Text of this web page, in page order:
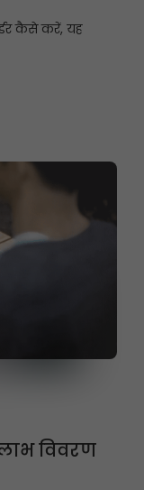
कैसे करें, यह
विवरण